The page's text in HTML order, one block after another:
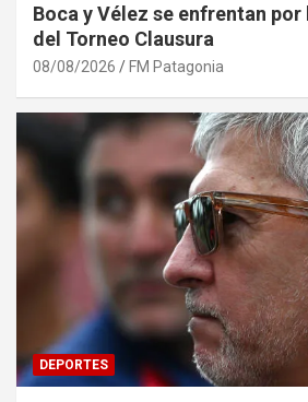
Boca y Vélez se enfrentan
del Torneo Clausura
08/08/2026 FM Patagonia
DEPORTES